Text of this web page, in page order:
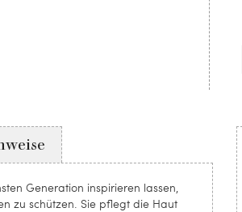
Generation inspirieren lassen,
zu schützen. Sie pflegt die Haut